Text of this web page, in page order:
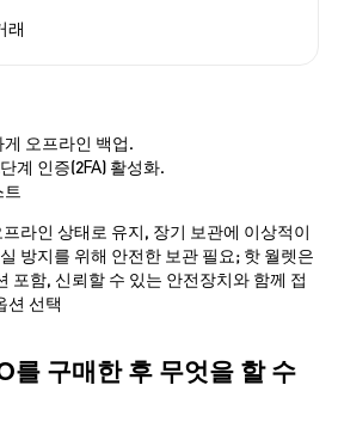
래
오프라인 백업.
계 인증(2FA) 활성화.
라인 상태로 유지, 장기 보관에 이상적이
방지를 위해 안전한 보관 필요; 핫 월렛은
포함, 신뢰할 수 있는 안전장치와 함께 접
션 선택
를 구매한 후 무엇을 할 수